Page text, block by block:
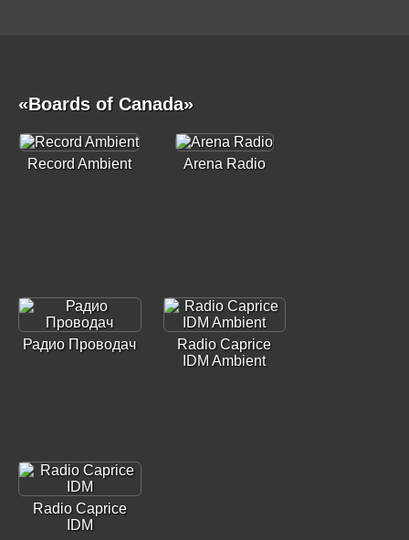
«Boards of Canada»
Record Ambient Arena Radio
Радио Проводач
Radio Caprice
IDM Ambient
Radio Caprice
IDM